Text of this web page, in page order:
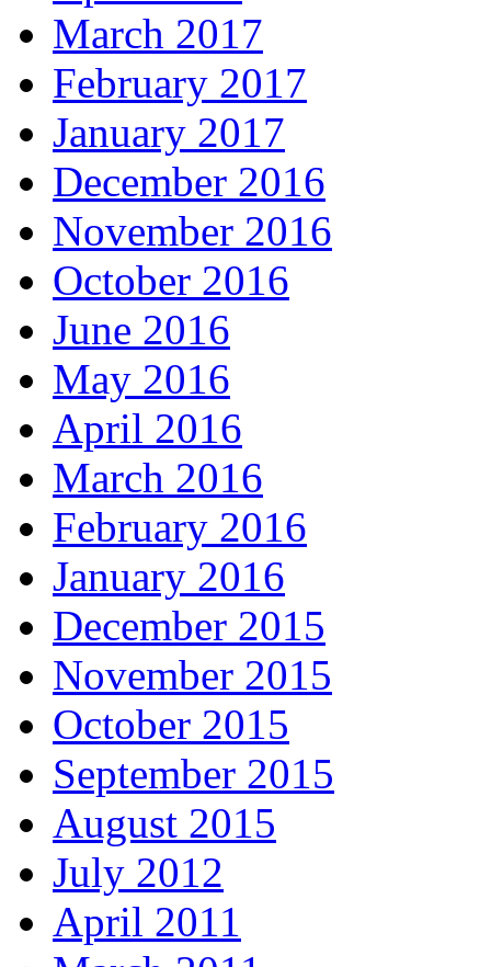
March 2017
February 2017
January 2017
December 2016
November 2016
October 2016
June 2016
May 2016
April 2016
March 2016
February 2016
January 2016
December 2015
November 2015
October 2015
September 2015
August 2015
July 2012
April 2011